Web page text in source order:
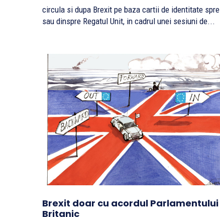
circula si dupa Brexit pe baza cartii de identitate spre
sau dinspre Regatul Unit, in cadrul unei sesiuni de...
Brexit doar cu acordul Parlamentului
Britanic